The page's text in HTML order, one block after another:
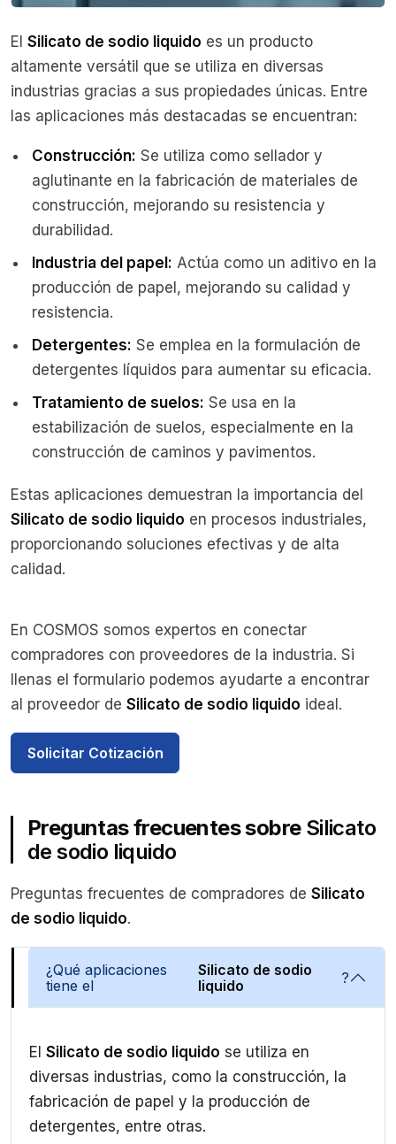
El Silicato de sodio liquido es un producto
altamente versátil que se utiliza en diversas
industrias gracias a sus propiedades únicas. Entre
las aplicaciones más destacadas se encuentran:
Construcción: Se utiliza como sellador y
aglutinante en la fabricación de materiales de
construcción, mejorando su resistencia y
durabilidad.
Industria del papel: Actúa como un aditivo en la
producción de papel, mejorando su calidad y
resistencia.
Detergentes: Se emplea en la formulación de
detergentes líquidos para aumentar su eficacia.
Tratamiento de suelos: Se usa en la
estabilización de suelos, especialmente en la
construcción de caminos y pavimentos.
Estas aplicaciones demuestran la importancia del
Silicato de sodio liquido en procesos industriales,
proporcionando soluciones efectivas y de alta
calidad.
En COSMOS somos expertos en conectar
compradores con proveedores de la industria. Si
llenas el formulario podemos ayudarte a encontrar
al proveedor de Silicato de sodio liquido ideal.
Solicitar Cotización
Preguntas frecuentes sobre Silicato
de sodio liquido
Preguntas frecuentes de compradores de Silicato
de sodio liquido.
¿Qué aplicaciones
tiene el
Silicato de sodio
liquido
?
El Silicato de sodio liquido se utiliza en
diversas industrias, como la construcción, la
fabricación de papel y la producción de
detergentes, entre otras.